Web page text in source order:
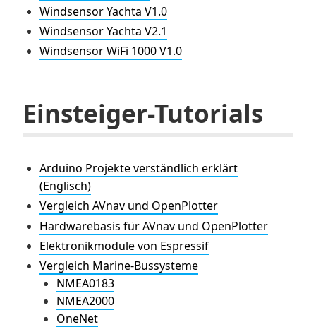
Windsensor Yachta V1.0
Windsensor Yachta V2.1
Windsensor WiFi 1000 V1.0
Einsteiger-Tutorials
Arduino Projekte verständlich erklärt
(Englisch)
Vergleich AVnav und OpenPlotter
Hardwarebasis für AVnav und OpenPlotter
Elektronikmodule von Espressif
Vergleich Marine-Bussysteme
NMEA0183
NMEA2000
OneNet